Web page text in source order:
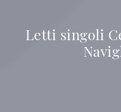
Letti singoli